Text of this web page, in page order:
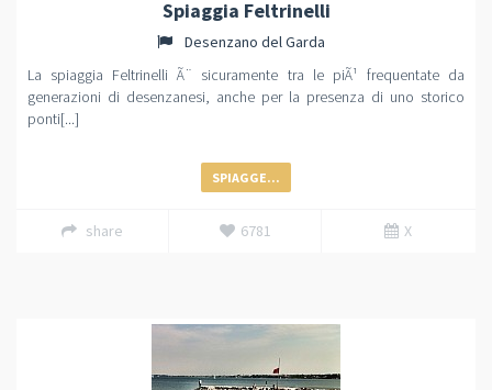
Spiaggia Feltrinelli
Desenzano del Garda
La spiaggia Feltrinelli Ã¨ sicuramente tra le piÃ¹ frequentate da
generazioni di desenzanesi, anche per la presenza di uno storico
ponti[...]
SPIAGGE...
share 6781 X